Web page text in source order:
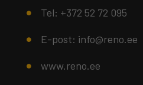
Tel: +372 52 72 095
E-post: info@reno.ee
www.reno.ee